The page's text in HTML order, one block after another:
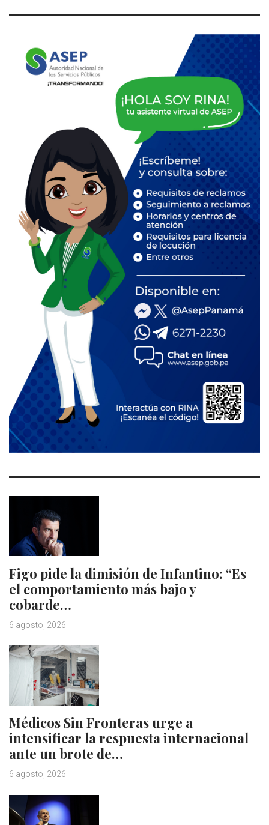
Figo pide la dimisión de Infantino: “Es
el comportamiento más bajo y
cobarde…
6 agosto, 2026
Médicos Sin Fronteras urge a
intensificar la respuesta internacional
ante un brote de…
6 agosto, 2026